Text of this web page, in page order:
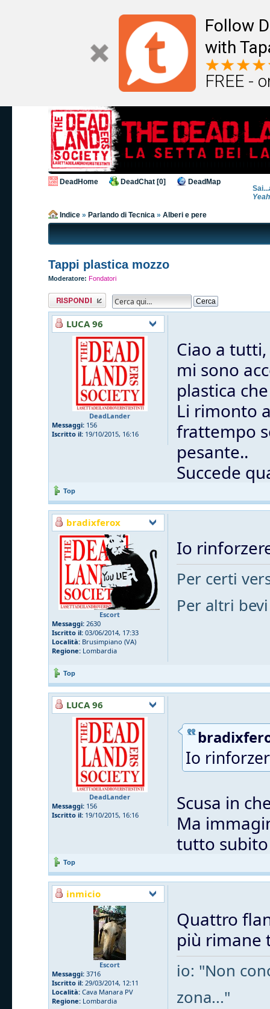
Follow
with
FREE -
DeadHome DeadChat [0] DeadMap
Indice » Parlando di Tecnica » Alberi e pere
Tappi plastica mozzo
Moderatore: Fondatori
Rispondi al
messaggio
LUCA 96
DeadLander
Messaggi: 156
Iscritto il: 19/10/2015, 16:16
Ciao a tutti,
mi sono
plastica
Li rimonto
frattempo
pesante..
Succede
Top
bradixferox
Escort
Messaggi: 2630
Iscritto il: 03/06/2014, 17:33
Località: Brusimpiano (VA)
Regione: Lombardia
Io
Per certi
Per altri bevi
Top
LUCA 96
DeadLander
Messaggi: 156
Iscritto il: 19/10/2015, 16:16
Io
Scusa in
Ma
tutto
Top
inmicio
Escort
Messaggi: 3716
Iscritto il: 29/03/2014, 12:11
Località: Cava Manara PV
Regione: Lombardia
Quattro
più rimane
io: "Non
zona..."